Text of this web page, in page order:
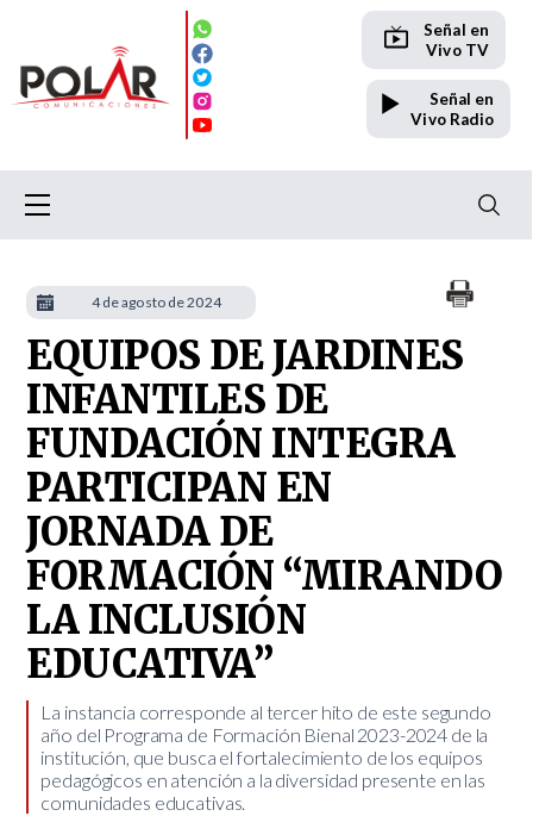
Señal en
Vivo TV
Señal en
Vivo Radio
EQUIPOS DE JARDINES
INFANTILES DE
FUNDACIÓN INTEGRA
PARTICIPAN EN
JORNADA DE
FORMACIÓN “MIRANDO
LA INCLUSIÓN
EDUCATIVA”
La instancia corresponde al tercer hito de este segundo
año del Programa de Formación Bienal 2023-2024 de la
institución, que busca el fortalecimiento de los equipos
pedagógicos en atención a la diversidad presente en las
comunidades educativas.​
4 de agosto de 2024